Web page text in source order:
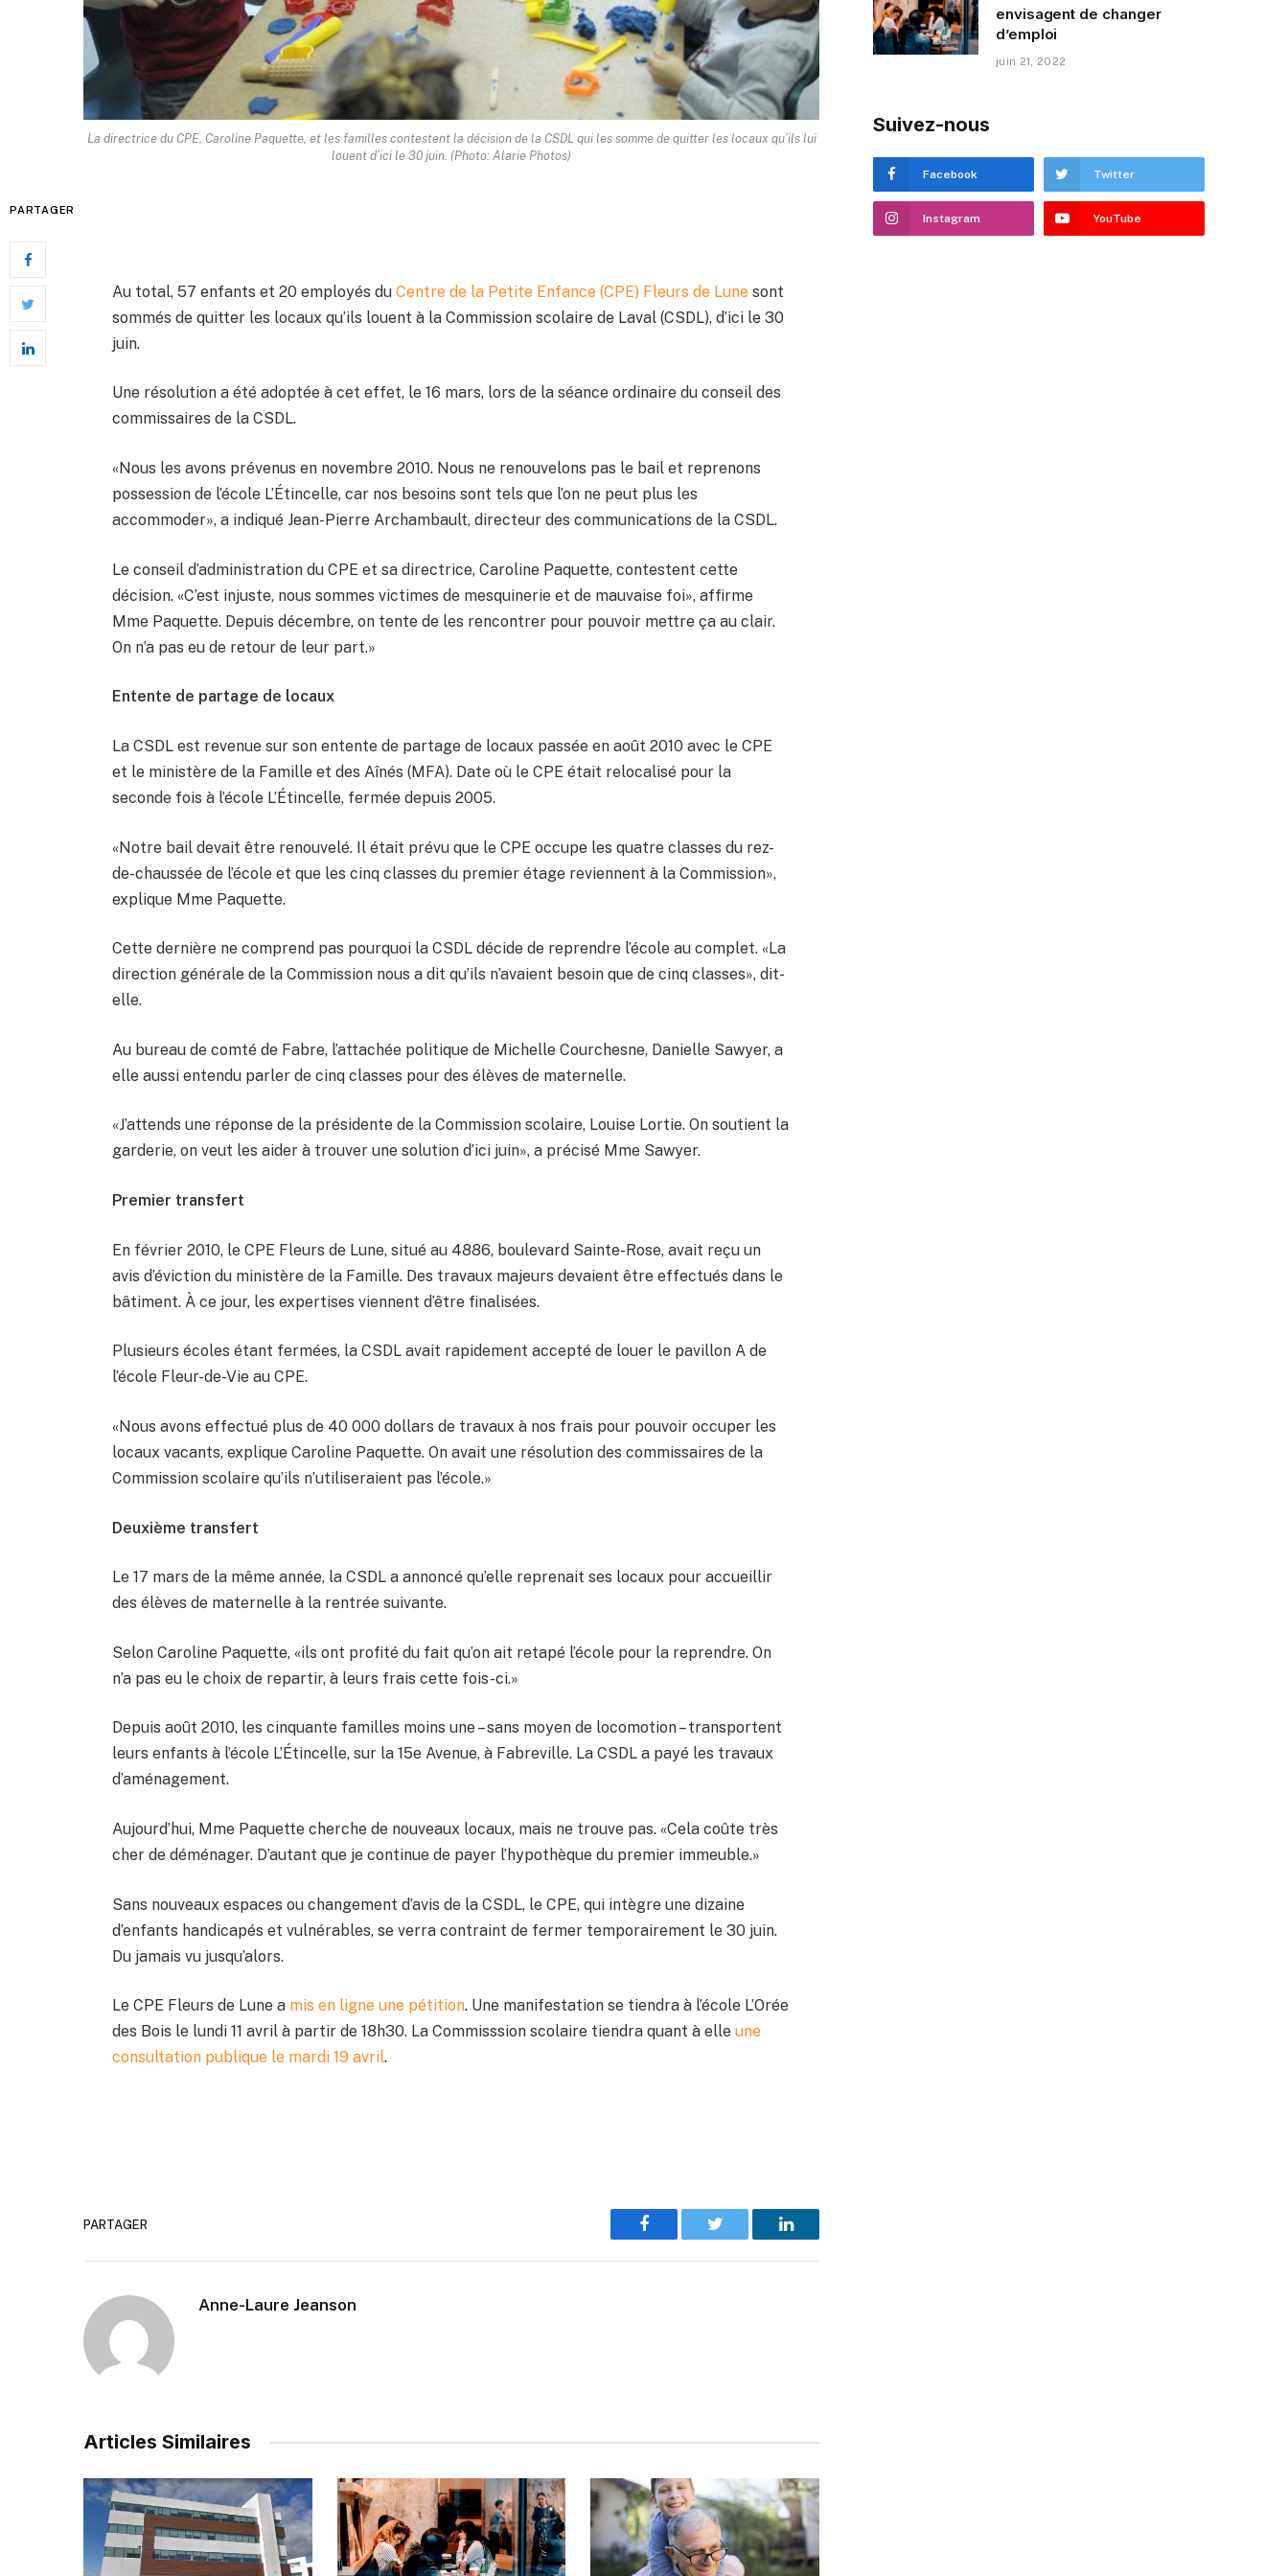
La directrice du CPE, Caroline Paquette, et les familles contestent la décision de la CSDL qui les somme de quitter les locaux qu’ils lui
louent d’ici le 30 juin. (Photo: Alarie Photos)
PARTAGER
Au total, 57 enfants et 20 employés duCentre de la Petite Enfance (CPE) Fleurs de Lune sont
sommés de quitter les locaux qu’ils louent à la Commission scolaire de Laval (CSDL), d’ici le 30
juin.
Une résolution a été adoptée à cet effet, le 16 mars, lors de la séance ordinaire du conseil des
commissaires de la CSDL.
«Nous les avons prévenus en novembre 2010. Nous ne renouvelons pas le bail et reprenons
possession de l’école L’Étincelle, car nos besoins sont tels que l’on ne peut plus les
accommoder», a indiqué Jean-Pierre Archambault, directeur des communications de la CSDL.
Le conseil d’administration du CPE et sa directrice, Caroline Paquette, contestent cette
décision. «C’est injuste, nous sommes victimes de mesquinerie et de mauvaise foi», affirme
Mme Paquette. Depuis décembre, on tente de les rencontrer pour pouvoir mettre ça au clair.
On n’a pas eu de retour de leur part.»
Entente de partage de locaux
La CSDL est revenue sur son entente de partage de locaux passée en août 2010 avec le CPE
et le ministère de la Famille et des Aînés (MFA). Date où le CPE était relocalisé pour la
seconde fois à l’école L’Étincelle, fermée depuis 2005.
«Notre bail devait être renouvelé. Il était prévu que le CPE occupe les quatre classes du rez-
de-chaussée de l’école et que les cinq classes du premier étage reviennent à la Commission»,
explique Mme Paquette.
Cette dernière ne comprend pas pourquoi la CSDL décide de reprendre l’école au complet. «La
direction générale de la Commission nous a dit qu’ils n’avaient besoin que de cinq classes», dit-
elle.
Au bureau de comté de Fabre, l’attachée politique de Michelle Courchesne, Danielle Sawyer, a
elle aussi entendu parler de cinq classes pour des élèves de maternelle.
«J’attends une réponse de la présidente de la Commission scolaire, Louise Lortie. On soutient la
garderie, on veut les aider à trouver une solution d’ici juin», a précisé Mme Sawyer.
Premier transfert
En février 2010, le CPE Fleurs de Lune, situé au 4886, boulevard Sainte-Rose, avait reçu un
avis d’éviction du ministère de la Famille. Des travaux majeurs devaient être effectués dans le
bâtiment. À ce jour, les expertises viennent d’être finalisées.
Plusieurs écoles étant fermées, la CSDL avait rapidement accepté de louer le pavillon A de
l’école Fleur-de-Vie au CPE.
«Nous avons effectué plus de 40 000 dollars de travaux à nos frais pour pouvoir occuper les
locaux vacants, explique Caroline Paquette. On avait une résolution des commissaires de la
Commission scolaire qu’ils n’utiliseraient pas l’école.»
Deuxième transfert
Le 17 mars de la même année, la CSDL a annoncé qu’elle reprenait ses locaux pour accueillir
des élèves de maternelle à la rentrée suivante.
Selon Caroline Paquette, «ils ont profité du fait qu’on ait retapé l’école pour la reprendre. On
n’a pas eu le choix de repartir, à leurs frais cette fois-ci.»
Depuis août 2010, les cinquante familles moins une – sans moyen de locomotion – transportent
leurs enfants à l’école L’Étincelle, sur la 15e Avenue, à Fabreville. La CSDL a payé les travaux
d’aménagement.
Aujourd’hui, Mme Paquette cherche de nouveaux locaux, mais ne trouve pas. «Cela coûte très
cher de déménager. D’autant que je continue de payer l’hypothèque du premier immeuble.»
Sans nouveaux espaces ou changement d’avis de la CSDL, le CPE, qui intègre une dizaine
d’enfants handicapés et vulnérables, se verra contraint de fermer temporairement le 30 juin.
Du jamais vu jusqu’alors.
Le CPE Fleurs de Lune a mis en ligne une pétition. Une manifestation se tiendra à l’école L’Orée
des Bois le lundi 11 avril à partir de 18h30. La Commisssion scolaire tiendra quant à elleune
consultation publique le mardi 19 avril.
PARTAGER
Facebook Twitter LinkedIn
Anne-Laure Jeanson
Articles Similaires
envisagent de changer
d’emploi
juin 21, 2022
Suivez-nous
Facebook Twitter
Instagram YouTube